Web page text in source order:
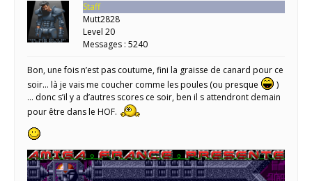
Staff
Mutt2828
Level 20
Messages : 5240
Bon, une fois n’est pas coutume, fini la graisse de canard pour ce
soir… là je vais me coucher comme les poules (ou presque
)
… donc s’il y a d’autres scores ce soir, ben il s attendront demain
pour être dans le HOF.